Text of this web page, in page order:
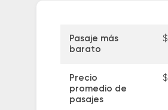
Pasaje más
barato
Precio
promedio de
pasajes